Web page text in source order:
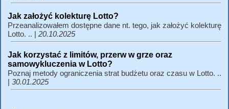
Jak założyć kolekturę Lotto?
Przeanalizowałem dostępne dane nt. tego, jak założyć kolekturę
Lotto. .. | 20.10.2025
Jak korzystać z limitów, przerw w grze oraz
samowykluczenia w Lotto?
Poznaj metody ograniczenia strat budżetu oraz czasu w Lotto. ..
| 30.01.2025